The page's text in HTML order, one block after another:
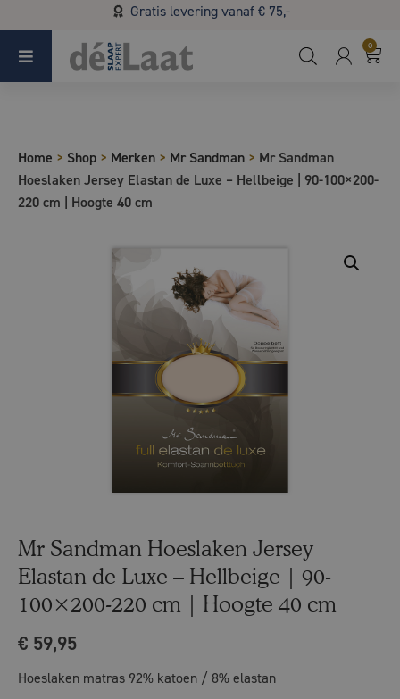
Gratis levering vanaf € 75,-
Koopzondag 29 maart in Bladel van 13.00 - 17.00
0
Home > Shop > Merken > Mr Sandman > Mr Sandman
Hoeslaken Jersey Elastan de Luxe – Hellbeige | 90-100×200-
220 cm | Hoogte 40 cm
Mr Sandman Hoeslaken Jersey
Elastan de Luxe – Hellbeige | 90-
100×200-220 cm | Hoogte 40 cm
€ 59,95
Hoeslaken matras 92% katoen / 8% elastan